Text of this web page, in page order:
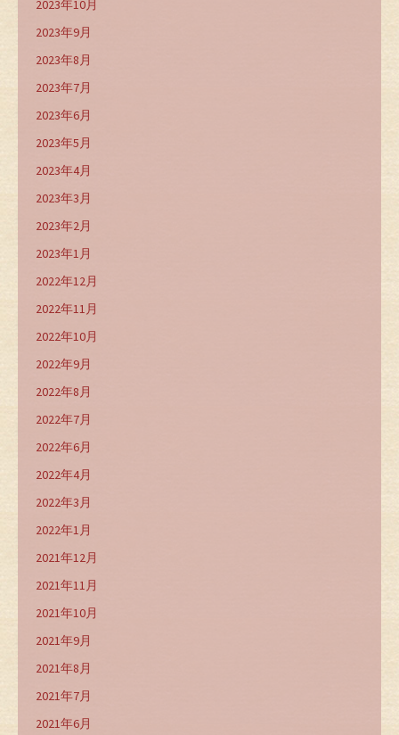
2023年10月
2023年9月
2023年8月
2023年7月
2023年6月
2023年5月
2023年4月
2023年3月
2023年2月
2023年1月
2022年12月
2022年11月
2022年10月
2022年9月
2022年8月
2022年7月
2022年6月
2022年4月
2022年3月
2022年1月
2021年12月
2021年11月
2021年10月
2021年9月
2021年8月
2021年7月
2021年6月